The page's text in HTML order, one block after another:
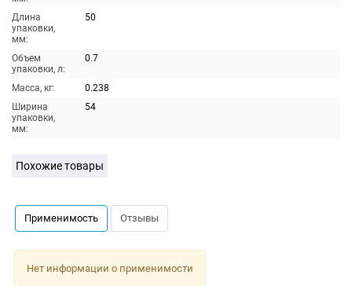
Длина
упаковки,
мм:
50
Объем
упаковки, л:
0.7
Масса, кг:
0.238
Ширина
упаковки,
мм:
54
Похожие товары
Применимость Отзывы
Нет информации о применимости